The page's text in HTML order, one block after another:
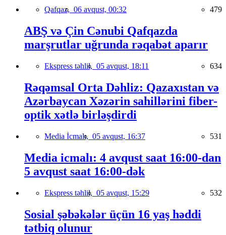
Qafqaz, 06 avqust, 00:32 479
ABŞ və Çin Cənubi Qafqazda
marşrutlar uğrunda rəqabət aparır
Ekspress təhlil, 05 avqust, 18:11 634
Rəqəmsal Orta Dəhliz: Qazaxıstan və
Azərbaycan Xəzərin sahillərini fiber-
optik xətlə birləşdirdi
Media İcmalı, 05 avqust, 16:37 531
Media icmalı: 4 avqust saat 16:00-dan
5 avqust saat 16:00-dək
Ekspress təhlil, 05 avqust, 15:29 532
Sosial şəbəkələr üçün 16 yaş həddi
tətbiq olunur